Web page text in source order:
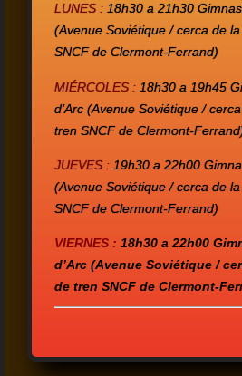
LUNES : 18h30 a 21h30
(Avenue Soviétique / cerca de
SNCF de Clermont-Ferrand)
MIÉRCOLES : 18h30 a 19h45
d’Arc (Avenue Soviétique /
tren SNCF de Clermont-
JUEVES : 19h30 a 22h00
(Avenue Soviétique / cerca de
SNCF de Clermont-Ferrand)
VIERNES : 18h30 a 22h00
d’Arc (Avenue Soviétique /
de tren SNCF de Clermont-